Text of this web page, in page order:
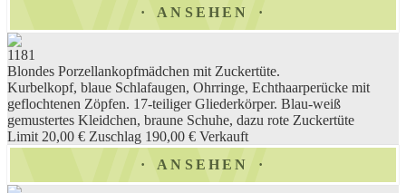
ANSEHEN
1181
Blondes Porzellankopfmädchen mit Zuckertüte.
Kurbelkopf, blaue Schlafaugen, Ohrringe, Echthaarperücke mit
geflochtenen Zöpfen. 17-teiliger Gliederkörper. Blau-weiß
gemustertes Kleidchen, braune Schuhe, dazu rote Zuckertüte
Limit 20,00 € Zuschlag 190,00 € Verkauft
ANSEHEN